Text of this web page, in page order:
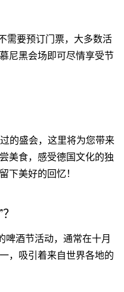
需要预订门票，大多数活
尼黑会场即可尽情享受节
的盛会，这里将为您带来
美食，感受德国文化的独
下美好的回忆！
啤酒节活动，通常在十月
，吸引着来自世界各地的